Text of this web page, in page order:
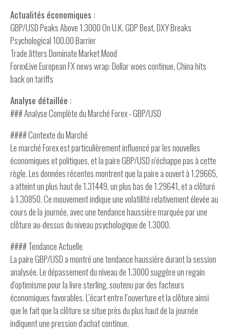
Actualités économiques :
GBP/USD Peaks Above 1.3000 On U.K. GDP Beat, DXY Breaks
Psychological 100.00 Barrier
Trade Jitters Dominate Market Mood
ForexLive European FX news wrap: Dollar woes continue, China hits
back on tariffs
Analyse détaillée :
### Analyse Complète du Marché Forex - GBP/USD
#### Contexte du Marché
Le marché Forex est particulièrement influencé par les nouvelles
économiques et politiques, et la paire GBP/USD n'échappe pas à cette
règle. Les données récentes montrent que la paire a ouvert à 1.29665,
a atteint un plus haut de 1.31449, un plus bas de 1.29641, et a clôturé
à 1.30850. Ce mouvement indique une volatilité relativement élevée au
cours de la journée, avec une tendance haussière marquée par une
clôture au-dessus du niveau psychologique de 1.3000.
#### Tendance Actuelle
La paire GBP/USD a montré une tendance haussière durant la session
analysée. Le dépassement du niveau de 1.3000 suggère un regain
d'optimisme pour la livre sterling, soutenu par des facteurs
économiques favorables. L’écart entre l’ouverture et la clôture ainsi
que le fait que la clôture se situe près du plus haut de la journée
indiquent une pression d'achat continue.